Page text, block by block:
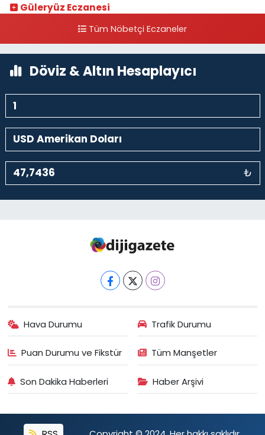
Güleryüz Eczanesi
kalaycıbahçe Meydana DoğruTüm Nöbetçi Eczaneler
Döviz & Altın Hesaplayıcı
₺
Hava Durumu Trafik Durumu
Puan Durumu ve Fikstür Tüm Manşetler
Son Dakika Haberleri Haber Arşivi